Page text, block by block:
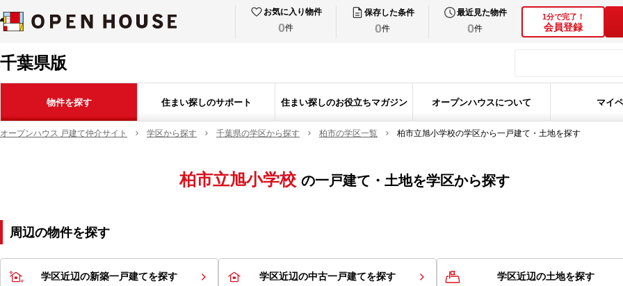
お気に入り物件
0件
保存した条件
0件
最近見た物件
0件
1分で完了！
会員登録
千葉県版
物件を探す 住まい探しのサポート 住まい探しのお役立ちマガジン オープンハウスについて マイ
オープンハウス 戸建て仲介サイト 学区から探す 千葉県の学区から探す 柏市の学区一覧 柏市立旭小学校の学区から一戸建て・土地を探す
柏市立旭小学校 の一戸建て・土地を学区から探す
周辺の物件を探す
学区近辺の新築一戸建てを探す 学区近辺の中古一戸建てを探す 学区近辺の土地を探す